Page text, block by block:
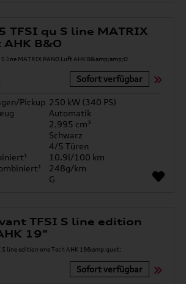
TFSI qu S line MATRIX
AHK B&O
Sofort verfügbar
Pickup 250 kW (340 PS)
Automatik
2.995 cm³
Schwarz
4/5 Türen
10.9l/100 km
248g/km
G
TFSI S line edition
19"
Sofort verfügbar